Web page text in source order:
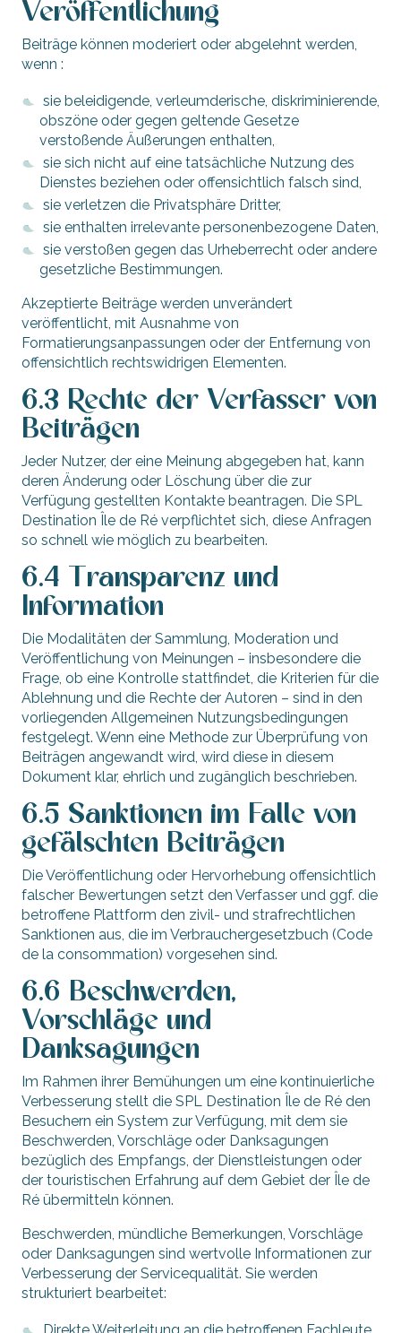
Veröffentlichung
Beiträge können moderiert oder abgelehnt werden,
wenn :
sie beleidigende, verleumderische, diskriminierende,
obszöne oder gegen geltende Gesetze
verstoßende Äußerungen enthalten,
sie sich nicht auf eine tatsächliche Nutzung des
Dienstes beziehen oder offensichtlich falsch sind,
sie verletzen die Privatsphäre Dritter,
sie enthalten irrelevante personenbezogene Daten,
sie verstoßen gegen das Urheberrecht oder andere
gesetzliche Bestimmungen.
Akzeptierte Beiträge werden unverändert
veröffentlicht, mit Ausnahme von
Formatierungsanpassungen oder der Entfernung von
offensichtlich rechtswidrigen Elementen.
6.3 Rechte der Verfasser von
Beiträgen
Jeder Nutzer, der eine Meinung abgegeben hat, kann
deren Änderung oder Löschung über die zur
Verfügung gestellten Kontakte beantragen. Die SPL
Destination Île de Ré verpflichtet sich, diese Anfragen
so schnell wie möglich zu bearbeiten.
6.4 Transparenz und
Information
Die Modalitäten der Sammlung, Moderation und
Veröffentlichung von Meinungen – insbesondere die
Frage, ob eine Kontrolle stattfindet, die Kriterien für die
Ablehnung und die Rechte der Autoren – sind in den
vorliegenden Allgemeinen Nutzungsbedingungen
festgelegt. Wenn eine Methode zur Überprüfung von
Beiträgen angewandt wird, wird diese in diesem
Dokument klar, ehrlich und zugänglich beschrieben.
6.5 Sanktionen im Falle von
gefälschten Beiträgen
Die Veröffentlichung oder Hervorhebung offensichtlich
falscher Bewertungen setzt den Verfasser und ggf. die
betroffene Plattform den zivil- und strafrechtlichen
Sanktionen aus, die im Verbrauchergesetzbuch (Code
de la consommation) vorgesehen sind.
6.6 Beschwerden,
Vorschläge und
Danksagungen
Im Rahmen ihrer Bemühungen um eine kontinuierliche
Verbesserung stellt die SPL Destination Île de Ré den
Besuchern ein System zur Verfügung, mit dem sie
Beschwerden, Vorschläge oder Danksagungen
bezüglich des Empfangs, der Dienstleistungen oder
der touristischen Erfahrung auf dem Gebiet der Île de
Ré übermitteln können.
Beschwerden, mündliche Bemerkungen, Vorschläge
oder Danksagungen sind wertvolle Informationen zur
Verbesserung der Servicequalität. Sie werden
strukturiert bearbeitet: